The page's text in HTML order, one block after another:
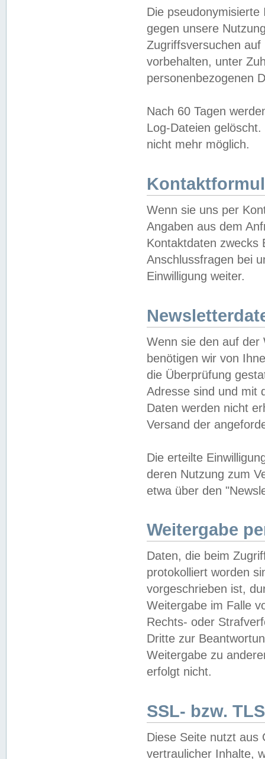
Die
gegen unsere
Zugriffsversuchen
vorbehalten, unter
personenbezogenen
Nach 60 Tagen
Log-Dateien
nicht mehr möglich.
Wenn sie uns per
Angaben aus dem
Kontaktdaten zwecks
Anschlussfragen bei
Einwilligung weiter.
Wenn sie den auf der
benötigen wir von
die Überprüfung
Adresse sind und mit
Daten werden nicht
Versand der
Die erteilte
deren Nutzung zum
etwa über den
Weitergabe
Daten, die beim
protokolliert worden
vorgeschrieben ist,
Weitergabe im Falle
Rechts- oder
Dritte zur
Weitergabe zu
erfolgt nicht.
SSL- bzw.
Diese Seite nutzt aus
vertraulicher Inhalte,